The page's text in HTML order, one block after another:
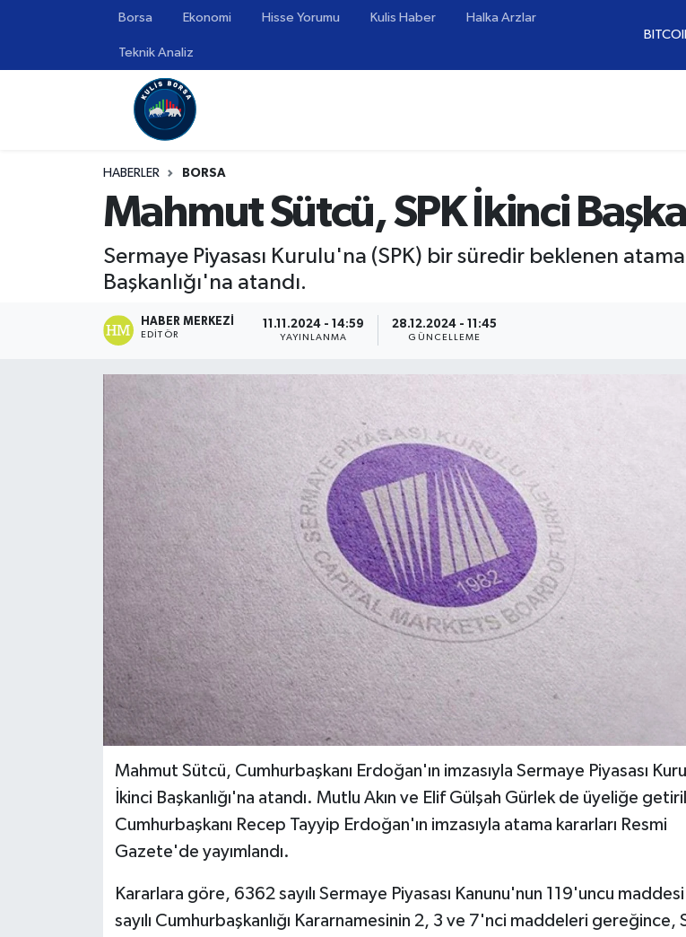
Borsa Ekonomi Hisse Yorumu Kulis Haber Halka Arzlar
Teknik Analiz
HABERLER BORSA
Mahmut Sütcü, SPK İkinci
Sermaye Piyasası Kurulu'na (SPK) bir süredir beklenen
Başkanlığı'na atandı.
HABER MERKEZI
EDITÖR
11.11.2024 - 14:59
YAYINLANMA
28.12.2024 - 11:45
GÜNCELLEME
Mahmut Sütcü, Cumhurbaşkanı Erdoğan'ın imzasıyla Sermaye Piyasası
İkinci Başkanlığı'na atandı. Mutlu Akın ve Elif Gülşah Gürlek de üyeliğe
Cumhurbaşkanı Recep Tayyip Erdoğan'ın imzasıyla atama kararları Resmi
Gazete'de yayımlandı.
Kararlara göre, 6362 sayılı Sermaye Piyasası Kanunu'nun 119'uncu
sayılı Cumhurbaşkanlığı Kararnamesinin 2, 3 ve 7'nci maddeleri gereğince,
Borsa
Hisse Yorumu
Halka Arzlar
Ekonomi
Hava Durumu
Trafik Durumu
Tüm Manşetler
Son Dakika Haberleri
Haber Arşivi